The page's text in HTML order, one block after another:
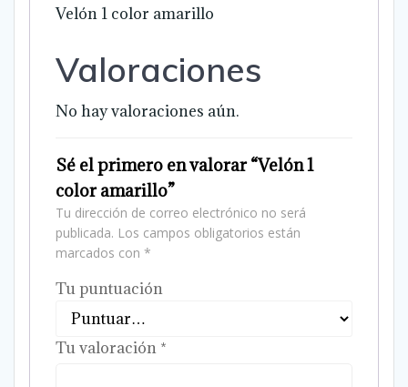
Velón 1 color amarillo
Valoraciones
No hay valoraciones aún.
Sé el primero en valorar “Velón 1
color amarillo”
Tu dirección de correo electrónico no será
publicada. Los campos obligatorios están
marcados con *
Tu puntuación
Tu valoración *